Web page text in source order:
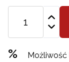
% Możliwość